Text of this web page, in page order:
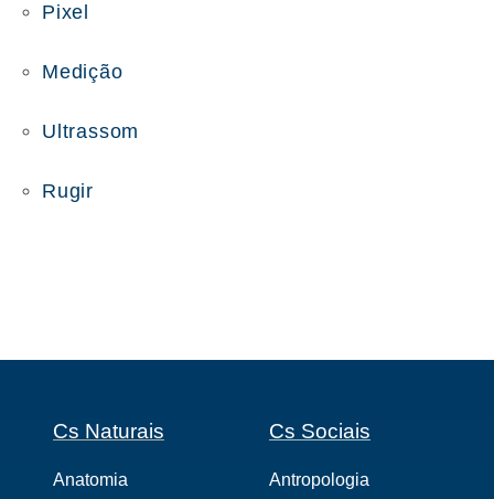
Pixel
Medição
Ultrassom
Rugir
Cs Naturais
Anatomia
Cs Sociais
Antropologia